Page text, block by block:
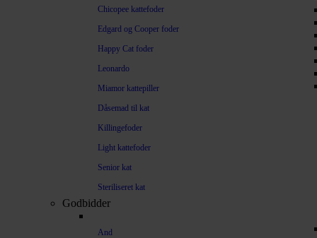
Chicopee kattefoder
Edgard og Cooper foder
Happy Cat foder
Leonardo
Miamor kattepiller
Dåsemad til kat
Killingefoder
Light kattefoder
Senior kat
Steriliseret kat
Godbidder
And